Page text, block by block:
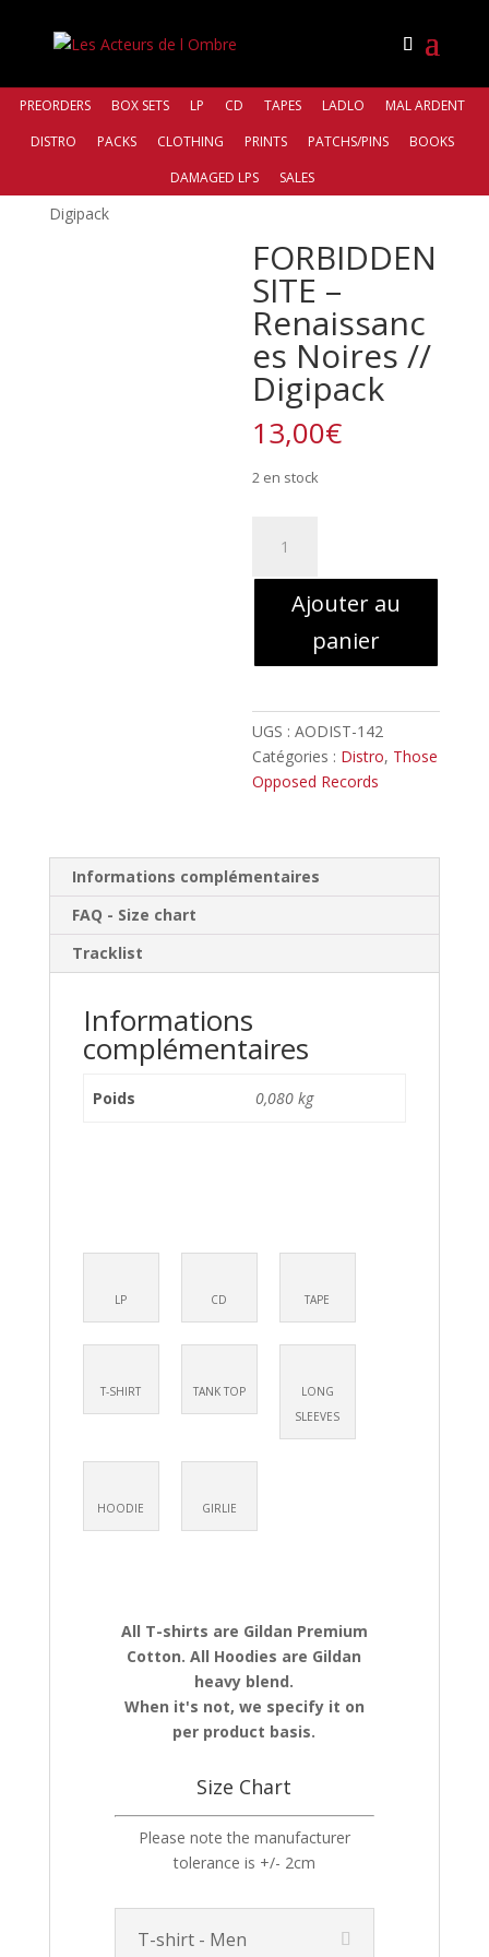
PREORDERS BOX SETS LP CD TAPES LADLO
MAL ARDENT
DISTRO
PACKS CLOTHING PRINTS PATCHS/PINS
BOOKS
DAMAGED LPS
SALES
/ FORBIDDEN SITE – Renaissances Noires //
Digipack
FORBIDDEN
SITE –
Renaissanc
es Noires //
Digipack
13,00€
2 en stock
FORBIDDEN
Renaissances
Digipack
Ajouter au
panier
UGS :AODIST-142
Catégories : Distro, Those
Opposed Records
Informations complémentaires
FAQ - Size chart
Tracklist
Informations
complémentaires
Poids 0,080 kg
LP CD TAPE
T-SHIRT TANK TOP
LONG
SLEEVES
HOODIE GIRLIE
All T-shirts are Gildan Premium
Cotton. All Hoodies are Gildan
heavy blend.
When it's not, we specify it on
per product basis.
Size Chart
Please note the manufacturer
tolerance is +/- 2cm
T-shirt - Men